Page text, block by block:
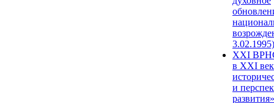
3.02.1995)
XХI
в XXI
и
развития»